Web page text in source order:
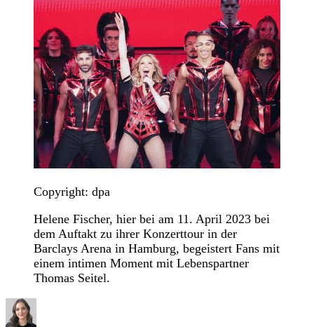
Copyright: dpa
Helene Fischer, hier bei am 11. April 2023 bei
dem Auftakt zu ihrer Konzerttour in der
Barclays Arena in Hamburg, begeistert Fans mit
einem intimen Moment mit Lebenspartner
Thomas Seitel.